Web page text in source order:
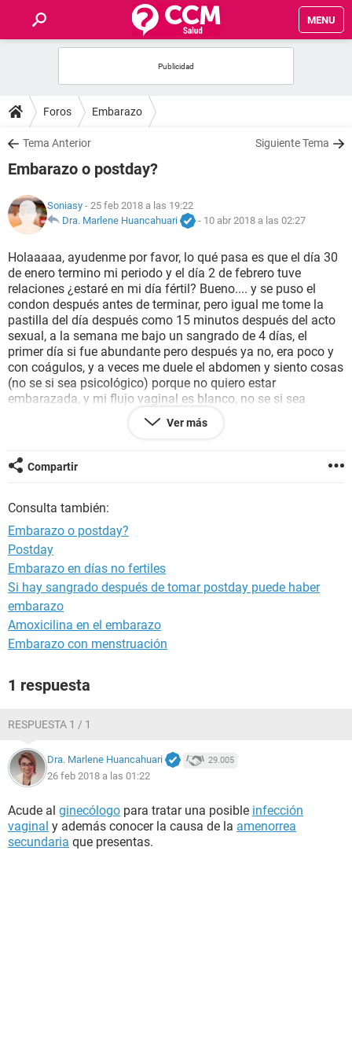
MENU
FOROS
SALUD
NUTRICIÓN
BIENESTAR
SEXUALIDAD
GLOSARIO
Foros Embarazo
Tema Anterior Siguiente Tema
Embarazo o postday?
Soniasy - 25 feb 2018 a las 19:22
Dra. Marlene Huancahuari
- 10 abr 2018 a las 02:27
Holaaaaa, ayudenme por favor, lo qué pasa es que el día 30
de enero termino mi periodo y el día 2 de febrero tuve
relaciones ¿estaré en mi día fértil? Bueno.... y se puso el
condon después antes de terminar, pero igual me tome la
pastilla del día después como 15 minutos después del acto
sexual, a la semana me bajo un sangrado de 4 días, el
primer día si fue abundante pero después ya no, era poco y
con coágulos, y a veces me duele el abdomen y siento cosas
(no se si sea psicológico) porque no quiero estar
embarazada, y mi flujo vaginal es blanco, no se si sea
normal, alguien ayúdeme pls!!!! Se los suplico, me ayudarían
mucho, ahhh y a los 20 días del acto sexual me hice una
espalda
Ver más
Compartir
Consulta también:
Embarazo o postday?
Postday
Embarazo en días no fertiles
Si hay sangrado después de tomar postday puede haber
embarazo
Amoxicilina en el embarazo
Embarazo con menstruación
1 respuesta
RESPUESTA 1 / 1
Dra. Marlene Huancahuari 29.005
26 feb 2018 a las 01:22
Acude al ginecólogo para tratar una posible infección
vaginal y además conocer la causa de la amenorrea
secundaria que presentas.